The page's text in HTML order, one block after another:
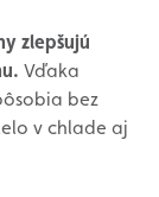
zlepšujú
Vďaka
bez
v chlade aj